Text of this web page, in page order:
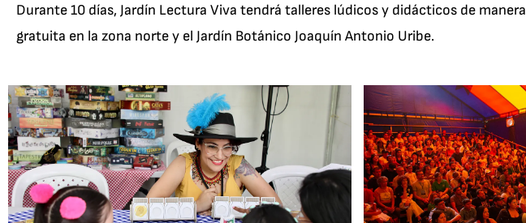
Durante 10 días, Jardín Lectura Viva tendrá talleres lúdicos y didácticos de manera
gratuita en la zona norte y el Jardín Botánico Joaquín Antonio Uribe.